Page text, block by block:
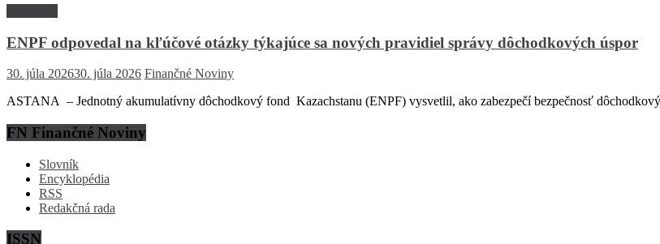
ENPF odpovedal na kľúčové otázky týkajúce sa nových pravidiel správy dôchodkových úspor
30. júla 202630. júla 2026 Finančné Noviny
ASTANA – Jednotný akumulatívny dôchodkový fond Kazachstanu (ENPF) vysvetlil, ako zabezpečí bezpečnosť
FN Finančné Noviny
Slovník
Encyklopédia
RSS
Redakčná rada
ISSN